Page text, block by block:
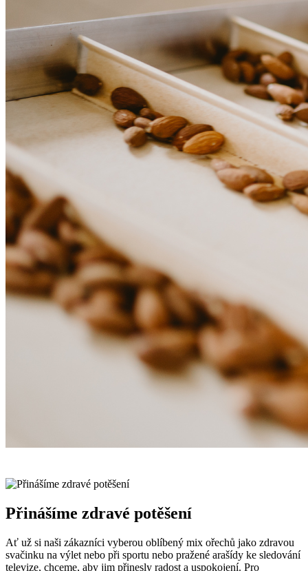
Přinášíme zdravé potěšení
Ať už si naši zákazníci vyberou oblíbený mix ořechů jako zdravou
svačinku na výlet nebo při sportu nebo pražené arašídy ke sledování
televize, chceme, aby jim přinesly radost a uspokojení. Pro